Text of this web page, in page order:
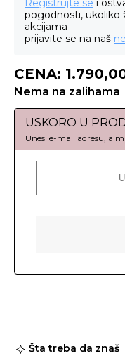
Registrujte se i
pogodnosti, ukoliko
akcijama
prijavite se na naš
CENA:
Nema na zalihama
USKORO U
Šta treba da znaš